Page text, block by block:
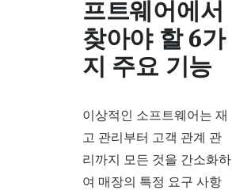
프트웨어에서
찾아야 할 6가
지 주요 기능
이상적인 소프트웨어는 재
고 관리부터 고객 관계 관
리까지 모든 것을 간소화하
여 매장의 특정 요구 사항